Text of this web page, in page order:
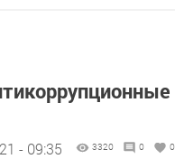
- 09:35 3320 0 0